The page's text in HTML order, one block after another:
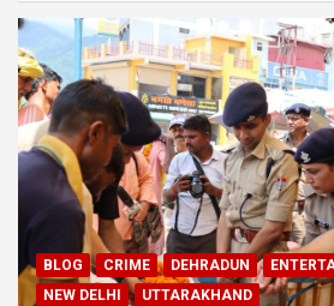
BLOG CRIME DEHRADUN
NEW DELHI
UTTARAKHAND